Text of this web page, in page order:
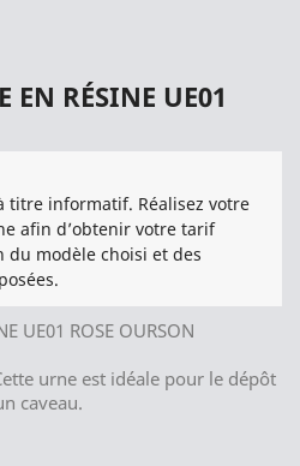
EN RÉSINE UE01
titre informatif. Réalisez votre
afin d’obtenir votre tarif
du modèle choisi et des
UE01 ROSE OURSON
urne est idéale pour le dépôt
caveau.